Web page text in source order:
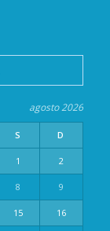
agosto 2026
S D
1 2
8 9
15 16